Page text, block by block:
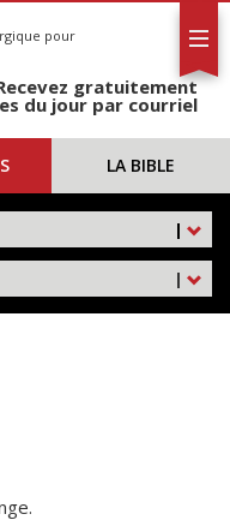
pour
gratuitement
du jour par courriel
LA BIBLE
|
|